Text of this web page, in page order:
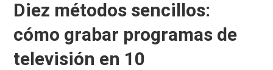
Diez métodos sencillos:
cómo grabar programas de
televisión en 10